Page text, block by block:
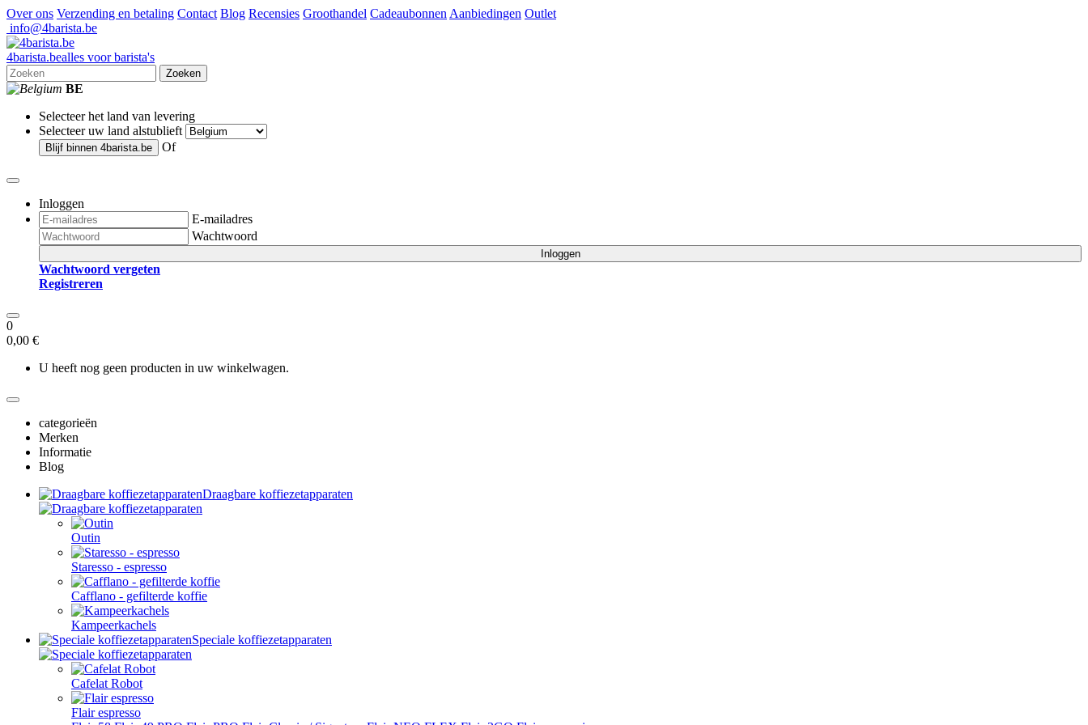
Over ons Verzending en betaling Contact Blog Recensies Groothandel Cadeaubonnen Aanbiedingen Outlet
info@4barista.be
4barista.bealles voor barista's
Zoeken
BE
Selecteer het land van levering
Selecteer uw land alstublieft
Blijf binnen 4barista.be Of
Inloggen
E-mailadres
Wachtwoord
Inloggen
Wachtwoord vergeten
Registreren
0
0,00 €
U heeft nog geen producten in uw winkelwagen.
categorieën
Merken
Informatie
Blog
Draagbare koffiezetapparaten
Outin
Staresso - espresso
Cafflano - gefilterde koffie
Kampeerkachels
Speciale koffiezetapparaten
Cafelat Robot
Flair espresso